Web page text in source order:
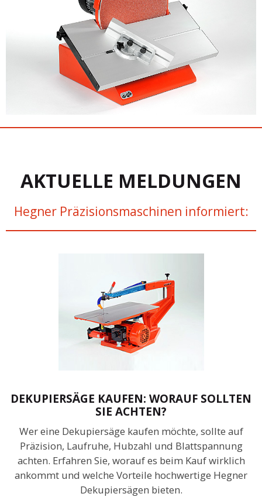
AKTUELLE MELDUNGEN
Hegner Präzisionsmaschinen informiert:
DEKUPIERSÄGE KAUFEN: WORAUF SOLLTEN
SIE ACHTEN?
Wer eine Dekupiersäge kaufen möchte, sollte auf
Präzision, Laufruhe, Hubzahl und Blattspannung
achten. Erfahren Sie, worauf es beim Kauf wirklich
ankommt und welche Vorteile hochwertige Hegner
Dekupiersägen bieten.